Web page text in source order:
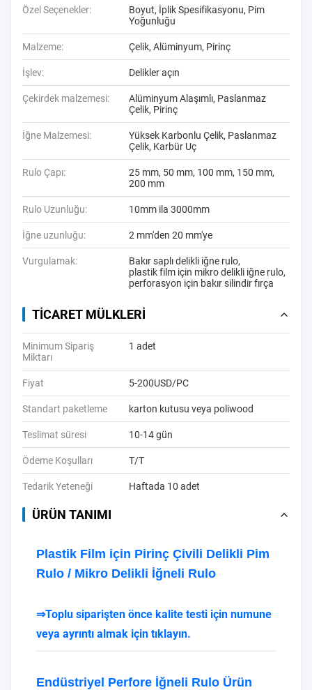
Özel Seçenekler:
Boyut, İplik Spesifikasyonu, Pim
Yoğunluğu
Malzeme: Çelik, Alüminyum, Pirinç
İşlev: Delikler açın
Çekirdek malzemesi:
Alüminyum Alaşımlı, Paslanmaz
Çelik, Pirinç
İğne Malzemesi:
Yüksek Karbonlu Çelik, Paslanmaz
Çelik, Karbür Uç
Rulo Çapı:
25 mm, 50 mm, 100 mm, 150 mm,
200 mm
Rulo Uzunluğu: 10mm ila 3000mm
İğne uzunluğu: 2 mm'den 20 mm'ye
Vurgulamak: Bakır saplı delikli iğne rulo,
plastik film için mikro delikli iğne rulo,
perforasyon için bakır silindir fırça
TICARET MÜLKLERI
Minimum Sipariş
Miktarı
1 adet
Fiyat 5-200USD/PC
Standart paketleme karton kutusu veya poliwood
Teslimat süresi 10-14 gün
Ödeme Koşulları T/T
Tedarik Yeteneği Haftada 10 adet
ÜRÜN TANIMI
Plastik Film için Pirinç Çivili Delikli Pim
Rulo / Mikro Delikli İğneli Rulo
⇒Toplu siparişten önce kalite testi için numune
veya ayrıntı almak için tıklayın.
Endüstriyel Perfore İğneli Rulo Ürün